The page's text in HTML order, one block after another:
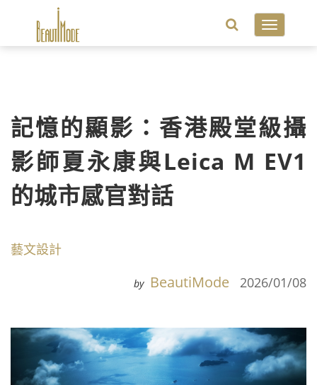
Toggle
記憶的顯影：香港殿堂級攝
影師夏永康與Leica M EV1
的城市感官對話
藝文設計
by BeautiMode 2026/01/08